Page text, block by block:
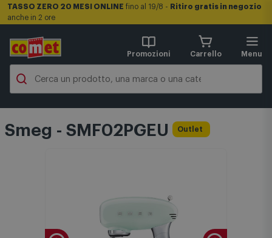
TASSO ZERO 20 MESI ONLINE fino al 19/8 - Ritiro gratis in negozio
anche in 2 ore
Promozioni Carrello Menu
Smeg - SMF02PGEU Outlet